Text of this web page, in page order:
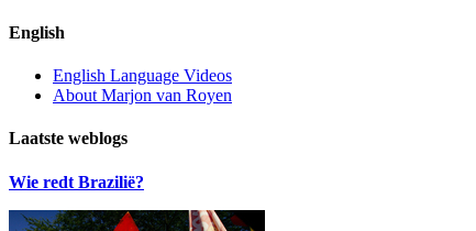
English
English Language Videos
About Marjon van Royen
Laatste weblogs
Wie redt Brazilië?